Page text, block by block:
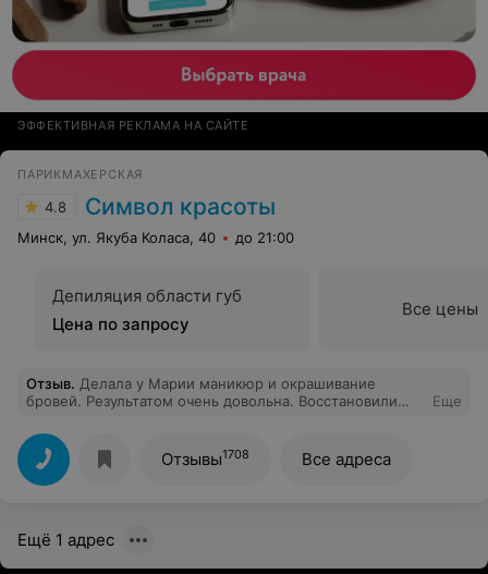
ЭФФЕКТИВНАЯ РЕКЛАМА НА САЙТЕ
ПАРИКМАХЕРСКАЯ
4.8 Символ красоты
Минск, ул. Якуба Коласа, 40 до 21:00
Депиляция области губ
Цена по запросу
Все цены
Отзыв. Делала у Марии маникюр и окрашивание
бровей. Результатом очень довольна. Восстановили
гелем и покрыли гель лаком. На все ушло 1 ч. 30 мин.
Быстро и качественно!
Еще
Отзывы1708 Все адреса
Ещё 1 адрес